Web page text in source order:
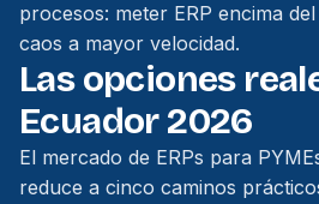
procesos: meter ERP encima
caos a mayor velocidad.
Las opciones
Ecuador 2026
El mercado de ERPs para
reduce a cinco caminos